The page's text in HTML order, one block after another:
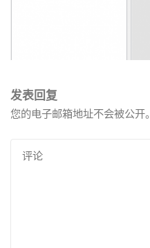
发表回复
您的电子邮箱地址不会被公开。